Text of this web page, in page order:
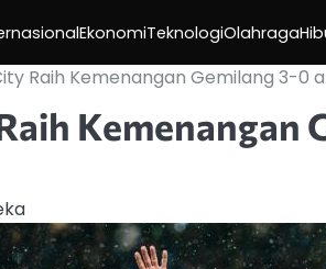
EkonomiTeknologiOlahraga
Raih Kemenangan Gemilang 3-0
Kemenangan